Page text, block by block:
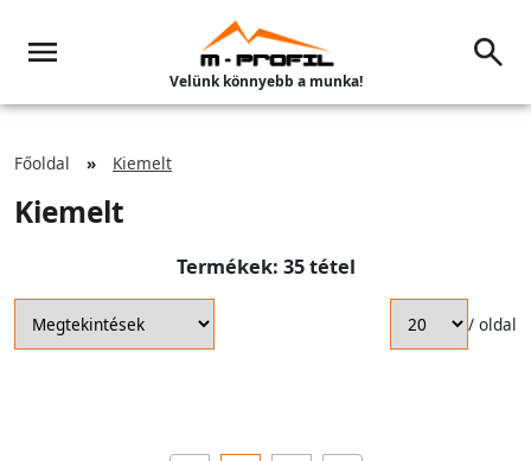
Velünk könnyebb a munka!
Főoldal Kiemelt
Kiemelt
Termékek: 35 tétel
/ oldal